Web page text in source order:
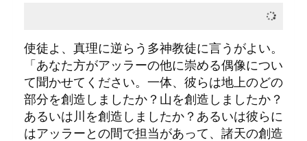
使徒よ、真理に逆らう多神教徒に言うがよい。
「あなた方がアッラーの他に崇める偶像につい
て聞かせてください。一体、彼らは地上のどの
部分を創造しましたか？山を創造しましたか？
あるいは川を創造しましたか？あるいは彼らに
はアッラーとの間で担当があって、諸天の創造